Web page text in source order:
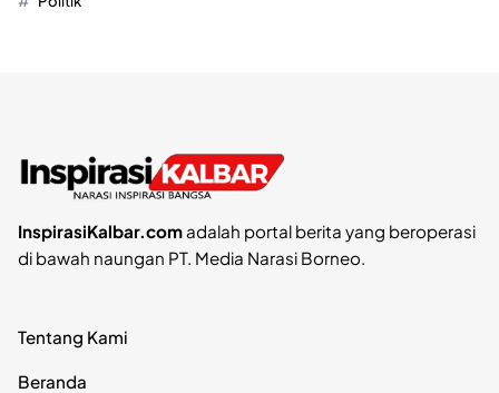
InspirasiKalbar.comadalah portal berita yang beroperasi
di bawah naungan PT. Media Narasi Borneo.
Tentang Kami
Beranda